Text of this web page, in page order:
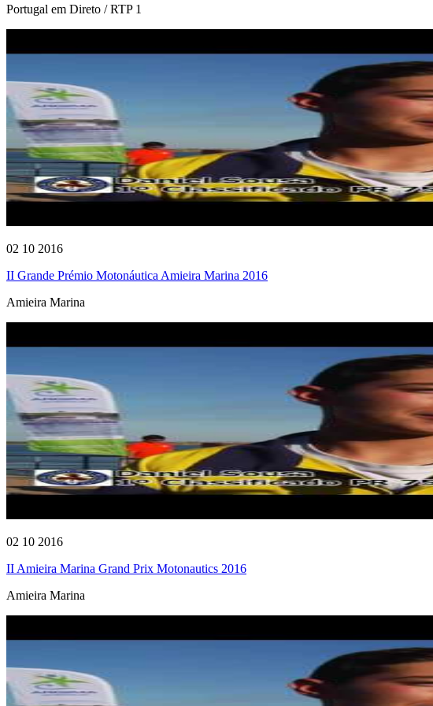
Portugal em Direto / RTP 1
02 10 2016
II Grande Prémio Motonáutica Amieira Marina 2016
Amieira Marina
02 10 2016
II Amieira Marina Grand Prix Motonautics 2016
Amieira Marina